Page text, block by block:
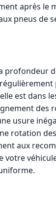
après le
pneus de
profondeur
est dans
des
usure
rotation
aux
votre